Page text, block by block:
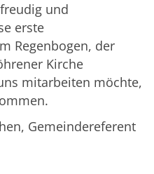
und
erste
Regenbogen, der
Kirche
mitarbeiten möchte,
Gemeindereferent